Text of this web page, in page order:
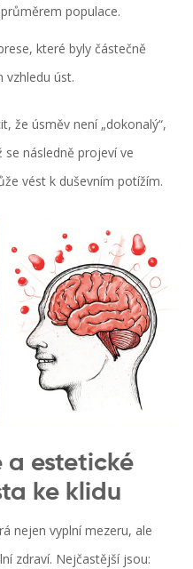
populace.
, které byly částečně
vzhledu úst.
že úsměv není „dokonalý“,
se následně projeví ve
vést k duševním potížím.
a estetické
ke klidu
nejen vyplní mezeru, ale
zdraví. Nejčastější jsou: